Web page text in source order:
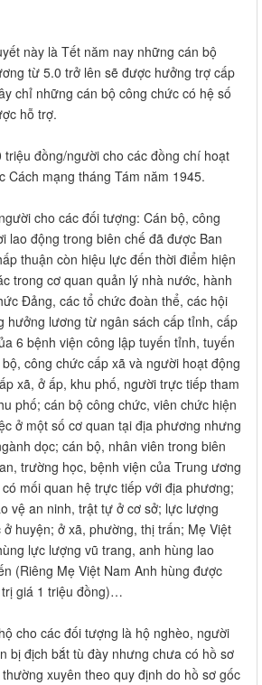
này là Tết năm nay những cán bộ
từ 5.0 trở lên sẽ được hưởng trợ cấp
chỉ những cán bộ công chức có hệ số
hỗ trợ.
đồng/người cho các đồng chí hoạt
Cách mạng tháng Tám năm 1945.
cho các đối tượng: Cán bộ, công
lao động trong biên chế đã được Ban
thuận còn hiệu lực đến thời điểm hiện
trong cơ quan quản lý nhà nước, hành
Đảng, các tổ chức đoàn thể, các hội
hưởng lương từ ngân sách cấp tỉnh, cấp
6 bệnh viện công lập tuyến tỉnh, tuyến
công chức cấp xã và người hoạt động
xã, ở ấp, khu phố, người trực tiếp tham
phố; cán bộ công chức, viên chức hiện
ở một số cơ quan tại địa phương nhưng
dọc; cán bộ, nhân viên trong biên
trường học, bệnh viện của Trung ương
mối quan hệ trực tiếp với địa phương;
vệ an ninh, trật tự ở cơ sở; lực lượng
huyện; ở xã, phường, thị trấn; Mẹ Việt
lực lượng vũ trang, anh hùng lao
(Riêng Mẹ Việt Nam Anh hùng được
giá 1 triệu đồng)…
cho các đối tượng là hộ nghèo, người
bị địch bắt tù đày nhưng chưa có hồ sơ
xuyên theo quy định do hồ sơ gốc